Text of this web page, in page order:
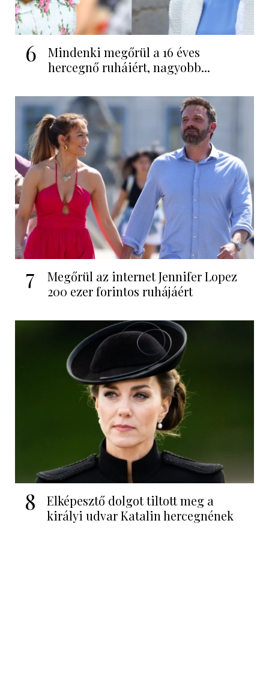
6
Mindenki megőrül a 16 éves
hercegnő ruháiért, nagyobb...
7
Megőrül az internet Jennifer Lopez
200 ezer forintos ruhájáért
8
Elképesztő dolgot tiltott meg a
királyi udvar Katalin hercegnének